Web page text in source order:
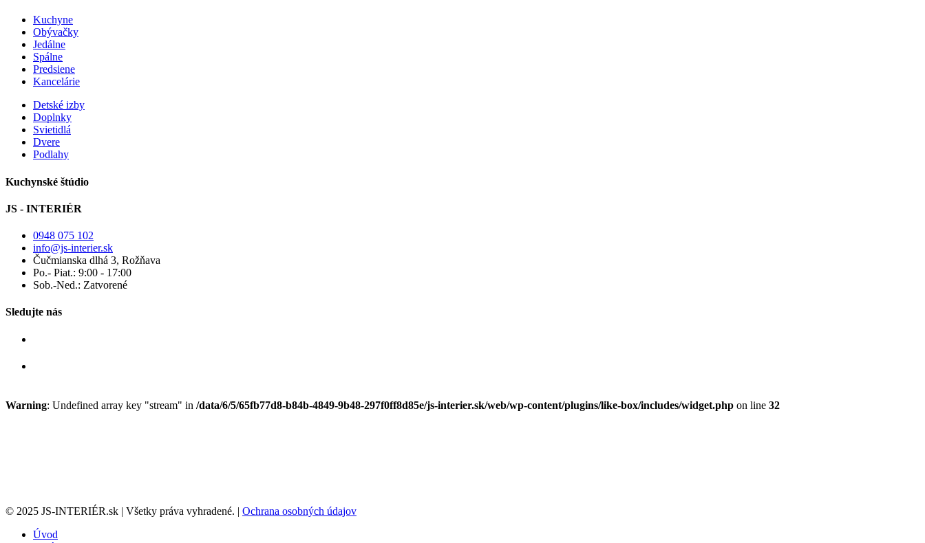
Kuchyne
Obývačky
Jedálne
Spálne
Predsiene
Kancelárie
Detské izby
Doplnky
Svietidlá
Dvere
Podlahy
Kuchynské štúdio
JS - INTERIÉR
0948 075 102
info@js-interier.sk
Čučmianska dlhá 3, Rožňava
Po.- Piat.: 9:00 - 17:00
Sob.-Ned.: Zatvorené
Sledujte nás
Warning: Undefined array key "stream" in /data/6/5/65fb77d8-b84b-4849-9b48-297f0ff8d85e/js-interier.sk/web/wp-content/plugins/like-box/includes/widget.php on line 32
© 2025 JS-INTERIÉR.sk | Všetky práva vyhradené. | Ochrana osobných údajov
Úvod